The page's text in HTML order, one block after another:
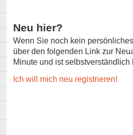
Neu hier?
Wenn Sie noch kein
über den folgenden Link zur
Minute und ist selbstverständlich
Ich will mich neu registrieren!